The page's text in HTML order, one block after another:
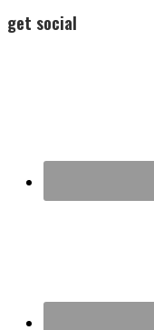
get social